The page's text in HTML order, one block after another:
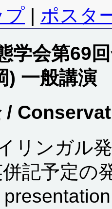
プ | ポスタ
学会第69
) 一般講演
/
リンガル
併記予定の